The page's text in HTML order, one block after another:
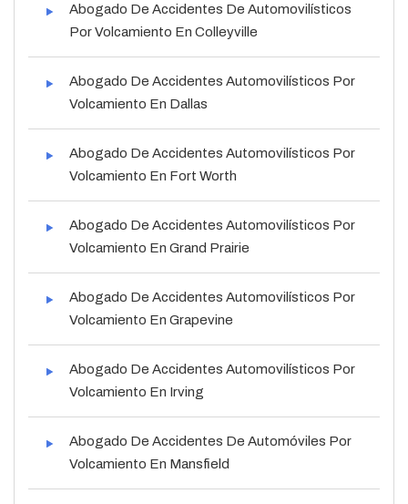
Abogado De Accidentes De Automovilísticos
Por Volcamiento En Colleyville
Abogado De Accidentes Automovilísticos Por
Volcamiento En Dallas
Abogado De Accidentes Automovilísticos Por
Volcamiento En Fort Worth
Abogado De Accidentes Automovilísticos Por
Volcamiento En Grand Prairie
Abogado De Accidentes Automovilísticos Por
Volcamiento En Grapevine
Abogado De Accidentes Automovilísticos Por
Volcamiento En Irving
Abogado De Accidentes De Automóviles Por
Volcamiento En Mansfield